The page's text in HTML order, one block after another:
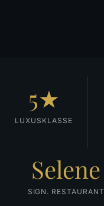
5★
LUXUSKLASSE
Selene
SIGN. RESTAURANT